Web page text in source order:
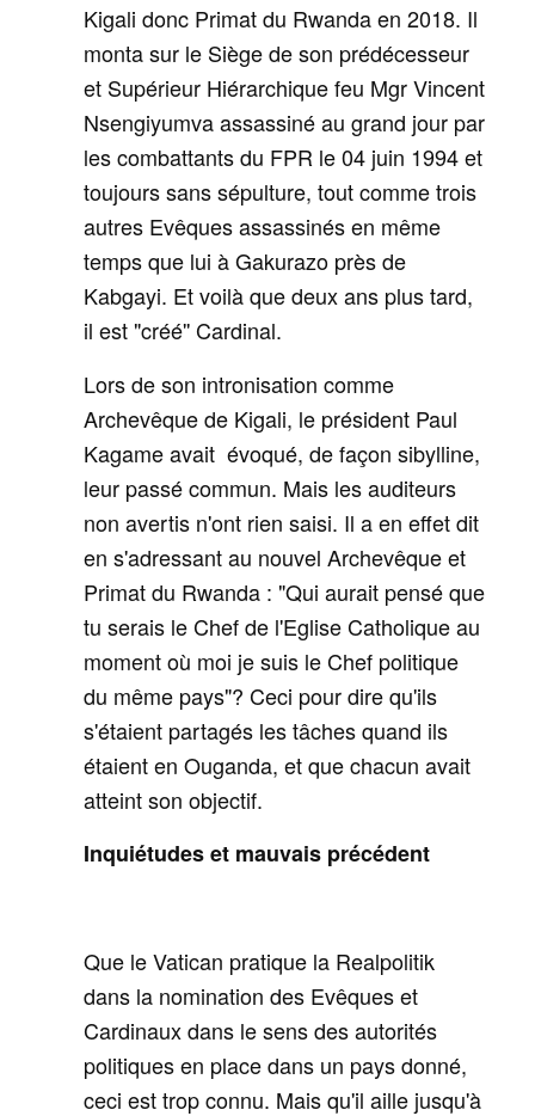
Kigali donc Primat du Rwanda en 2018. Il
monta sur le Siège de son prédécesseur
et Supérieur Hiérarchique feu Mgr Vincent
Nsengiyumva assassiné au grand jour par
les combattants du FPR le 04 juin 1994 et
toujours sans sépulture, tout comme trois
autres Evêques assassinés en même
temps que lui à Gakurazo près de
Kabgayi. Et voilà que deux ans plus tard,
il est "créé'' Cardinal.
Lors de son intronisation comme
Archevêque de Kigali, le président Paul
Kagame avait évoqué, de façon sibylline,
leur passé commun. Mais les auditeurs
non avertis n'ont rien saisi. Il a en effet dit
en s'adressant au nouvel Archevêque et
Primat du Rwanda : "Qui aurait pensé que
tu serais le Chef de l'Eglise Catholique au
moment où moi je suis le Chef politique
du même pays"? Ceci pour dire qu'ils
s'étaient partagés les tâches quand ils
étaient en Ouganda, et que chacun avait
atteint son objectif.
Inquiétudes et mauvais précédent
Que le Vatican pratique la Realpolitik
dans la nomination des Evêques et
Cardinaux dans le sens des autorités
politiques en place dans un pays donné,
ceci est trop connu. Mais qu'il aille jusqu'à